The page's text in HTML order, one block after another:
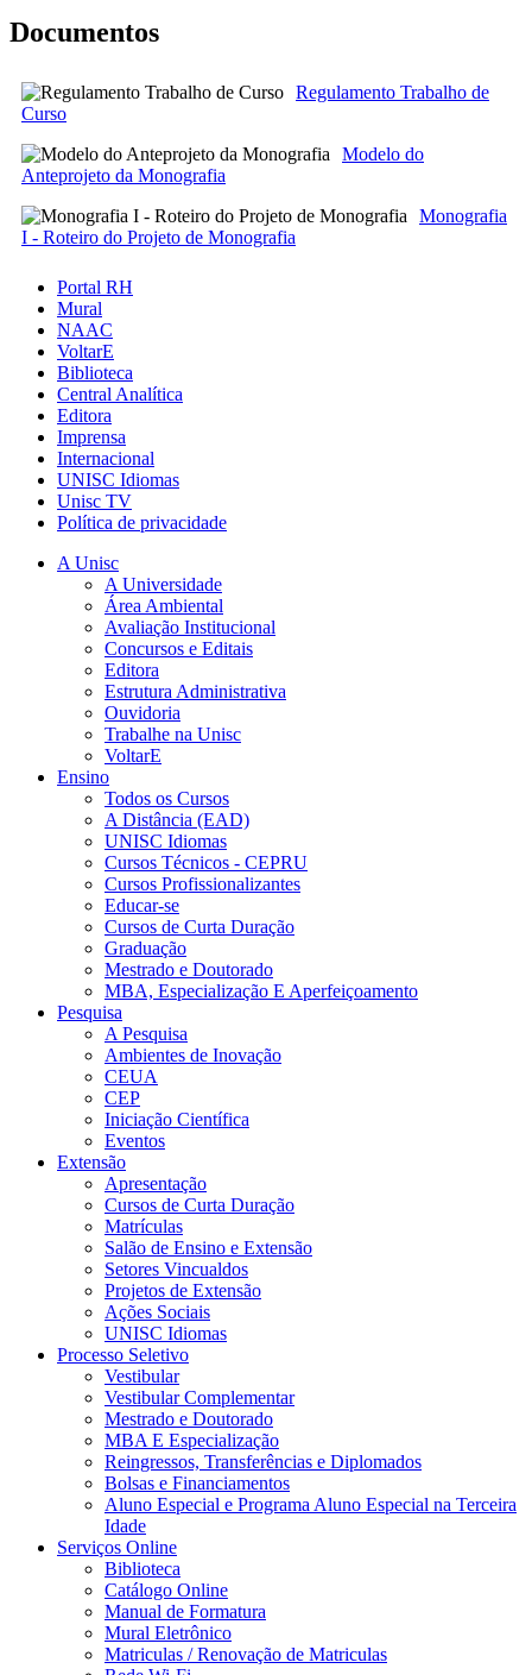
Documentos
Regulamento Trabalho de
Curso
Modelo do
Anteprojeto da Monografia
Monografia
I - Roteiro do Projeto de Monografia
Portal RH
Mural
NAAC
VoltarE
Biblioteca
Central Analítica
Editora
Imprensa
Internacional
UNISC Idiomas
Unisc TV
Política de privacidade
A Unisc
A Universidade
Área Ambiental
Avaliação Institucional
Concursos e Editais
Editora
Estrutura Administrativa
Ouvidoria
Trabalhe na Unisc
VoltarE
Ensino
Todos os Cursos
A Distância (EAD)
UNISC Idiomas
Cursos Técnicos - CEPRU
Cursos Profissionalizantes
Educar-se
Cursos de Curta Duração
Graduação
Mestrado e Doutorado
MBA, Especialização E Aperfeiçoamento
Pesquisa
A Pesquisa
Ambientes de Inovação
CEUA
CEP
Iniciação Científica
Eventos
Extensão
Apresentação
Cursos de Curta Duração
Matrículas
Salão de Ensino e Extensão
Setores Vincualdos
Projetos de Extensão
Ações Sociais
UNISC Idiomas
Processo Seletivo
Vestibular
Vestibular Complementar
Mestrado e Doutorado
MBA E Especialização
Reingressos, Transferências e Diplomados
Bolsas e Financiamentos
Aluno Especial e Programa Aluno Especial na Terceira
Idade
Serviços Online
Biblioteca
Catálogo Online
Manual de Formatura
Mural Eletrônico
Matriculas / Renovação de Matriculas